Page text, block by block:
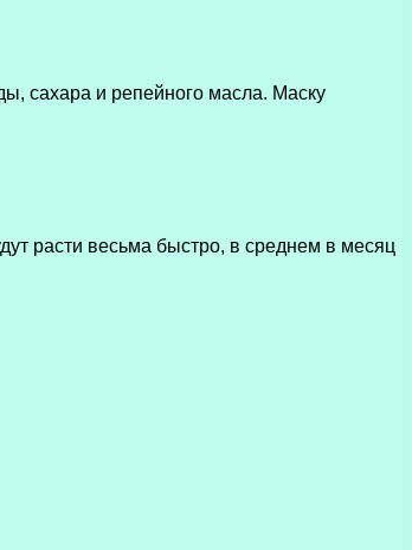
сахара и репейного масла. Маску
расти весьма быстро, в среднем в месяц